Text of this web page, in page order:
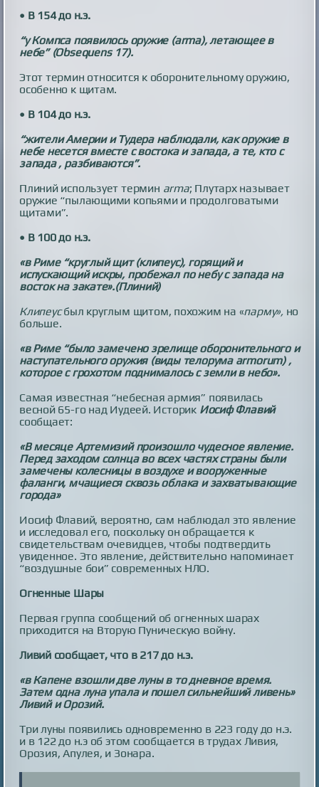
• В 154 до н.э.
“у Компса появилось оружие (arma), летающее в
небе” (Obsequens 17).
Этот термин относится к оборонительному оружию,
особенно к щитам.
• В 104 до н.э.
“жители Америи и Тудера наблюдали, как оружие в
небе несется вместе с востока и запада, а те, кто с
запада , разбиваются”.
Плиний использует термин arma; Плутарх называет
оружие “пылающими копьями и продолговатыми
щитами”.
• В 100 до н.э.
«в Риме “круглый щит (клипеус), горящий и
испускающий искры, пробежал по небу с запада на
восток на закате».(Плиний)
Клипеусбыл круглым щитом, похожим на «парму»,но
больше.
«в Риме “было замечено зрелище оборонительного и
наступательного оружия (виды телорума armorum) ,
которое с грохотом поднималось с земли в небо».
Самая известная “небесная армия” появилась
весной 65-го над Иудеей. Историк Иосиф Флавий
сообщает:
«В месяце Артемизий произошло чудесное явление.
Перед заходом солнца во всех частях страны были
замечены колесницы в воздухе и вооруженные
фаланги, мчащиеся сквозь облака и захватывающие
города»
Иосиф Флавий, вероятно, сам наблюдал это явление
и исследовал его, поскольку он обращается к
свидетельствам очевидцев, чтобы подтвердить
увиденное. Это явление, действительно напоминает
“воздушные бои” современных НЛО.
Огненные Шары
Первая группа сообщений об огненных шарах
приходится на Вторую Пуническую войну.
Ливий сообщает, что в 217 до н.э.
«в Капене взошли две луны в то дневное время.
Затем одна луна упала и пошел сильнейший ливень»
Ливий и Орозий.
Три луны появились одновременно в 223 году до н.э.
и в 122 до н.э об этом сообщается в трудах Ливия,
Орозия, Апулея, и Зонара.